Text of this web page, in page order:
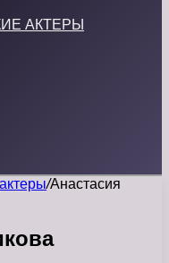
АКТЕРЫ
/Анастасия